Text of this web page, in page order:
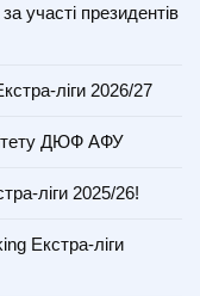
участі президентів
ліги 2026/27
ДЮФ АФУ
ліги 2025/26!
Екстра-ліги